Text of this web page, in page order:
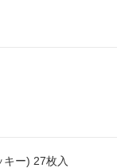
キー) 27枚入